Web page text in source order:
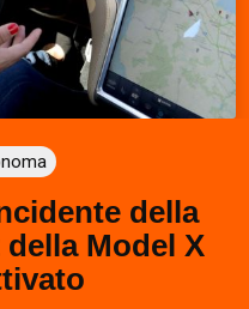
della
Model X